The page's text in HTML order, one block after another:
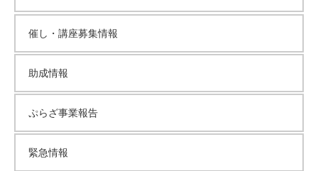
催し・講座募集情報
助成情報
ぷらざ事業報告
緊急情報